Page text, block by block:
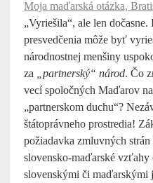
Moja maďarská otázka,
„Vyriešila“, ale len
presvedčenia môže byť
národnostnej menšiny
za
„partnerský“ národ. Čo
vecí spoločných Maďarov
„partnerskom duchu“?
štátoprávneho prostredia!
požiadavka zmluvných
slovensko-maďarské
slovenskými či maďarskými